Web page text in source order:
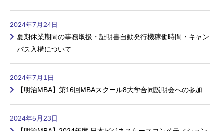
2024年7月24日
夏期休業期間の事務取扱・証明書自動発行機稼働時間・キャン
パス入構について
2024年7月1日
【明治MBA】第16回MBAスクール8大学合同説明会への参加
2024年5月23日